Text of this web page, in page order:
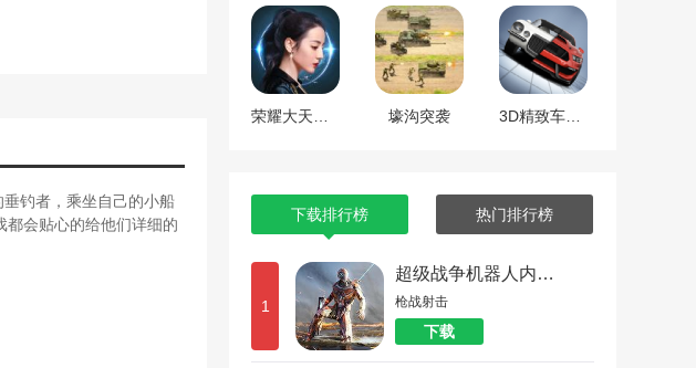
钓者，乘坐自己的小船
都会贴心的给他们详细的
壕沟突袭
下载排行榜 热门排行榜
1
超级战争机器人内置菜单版
枪战射击
下载